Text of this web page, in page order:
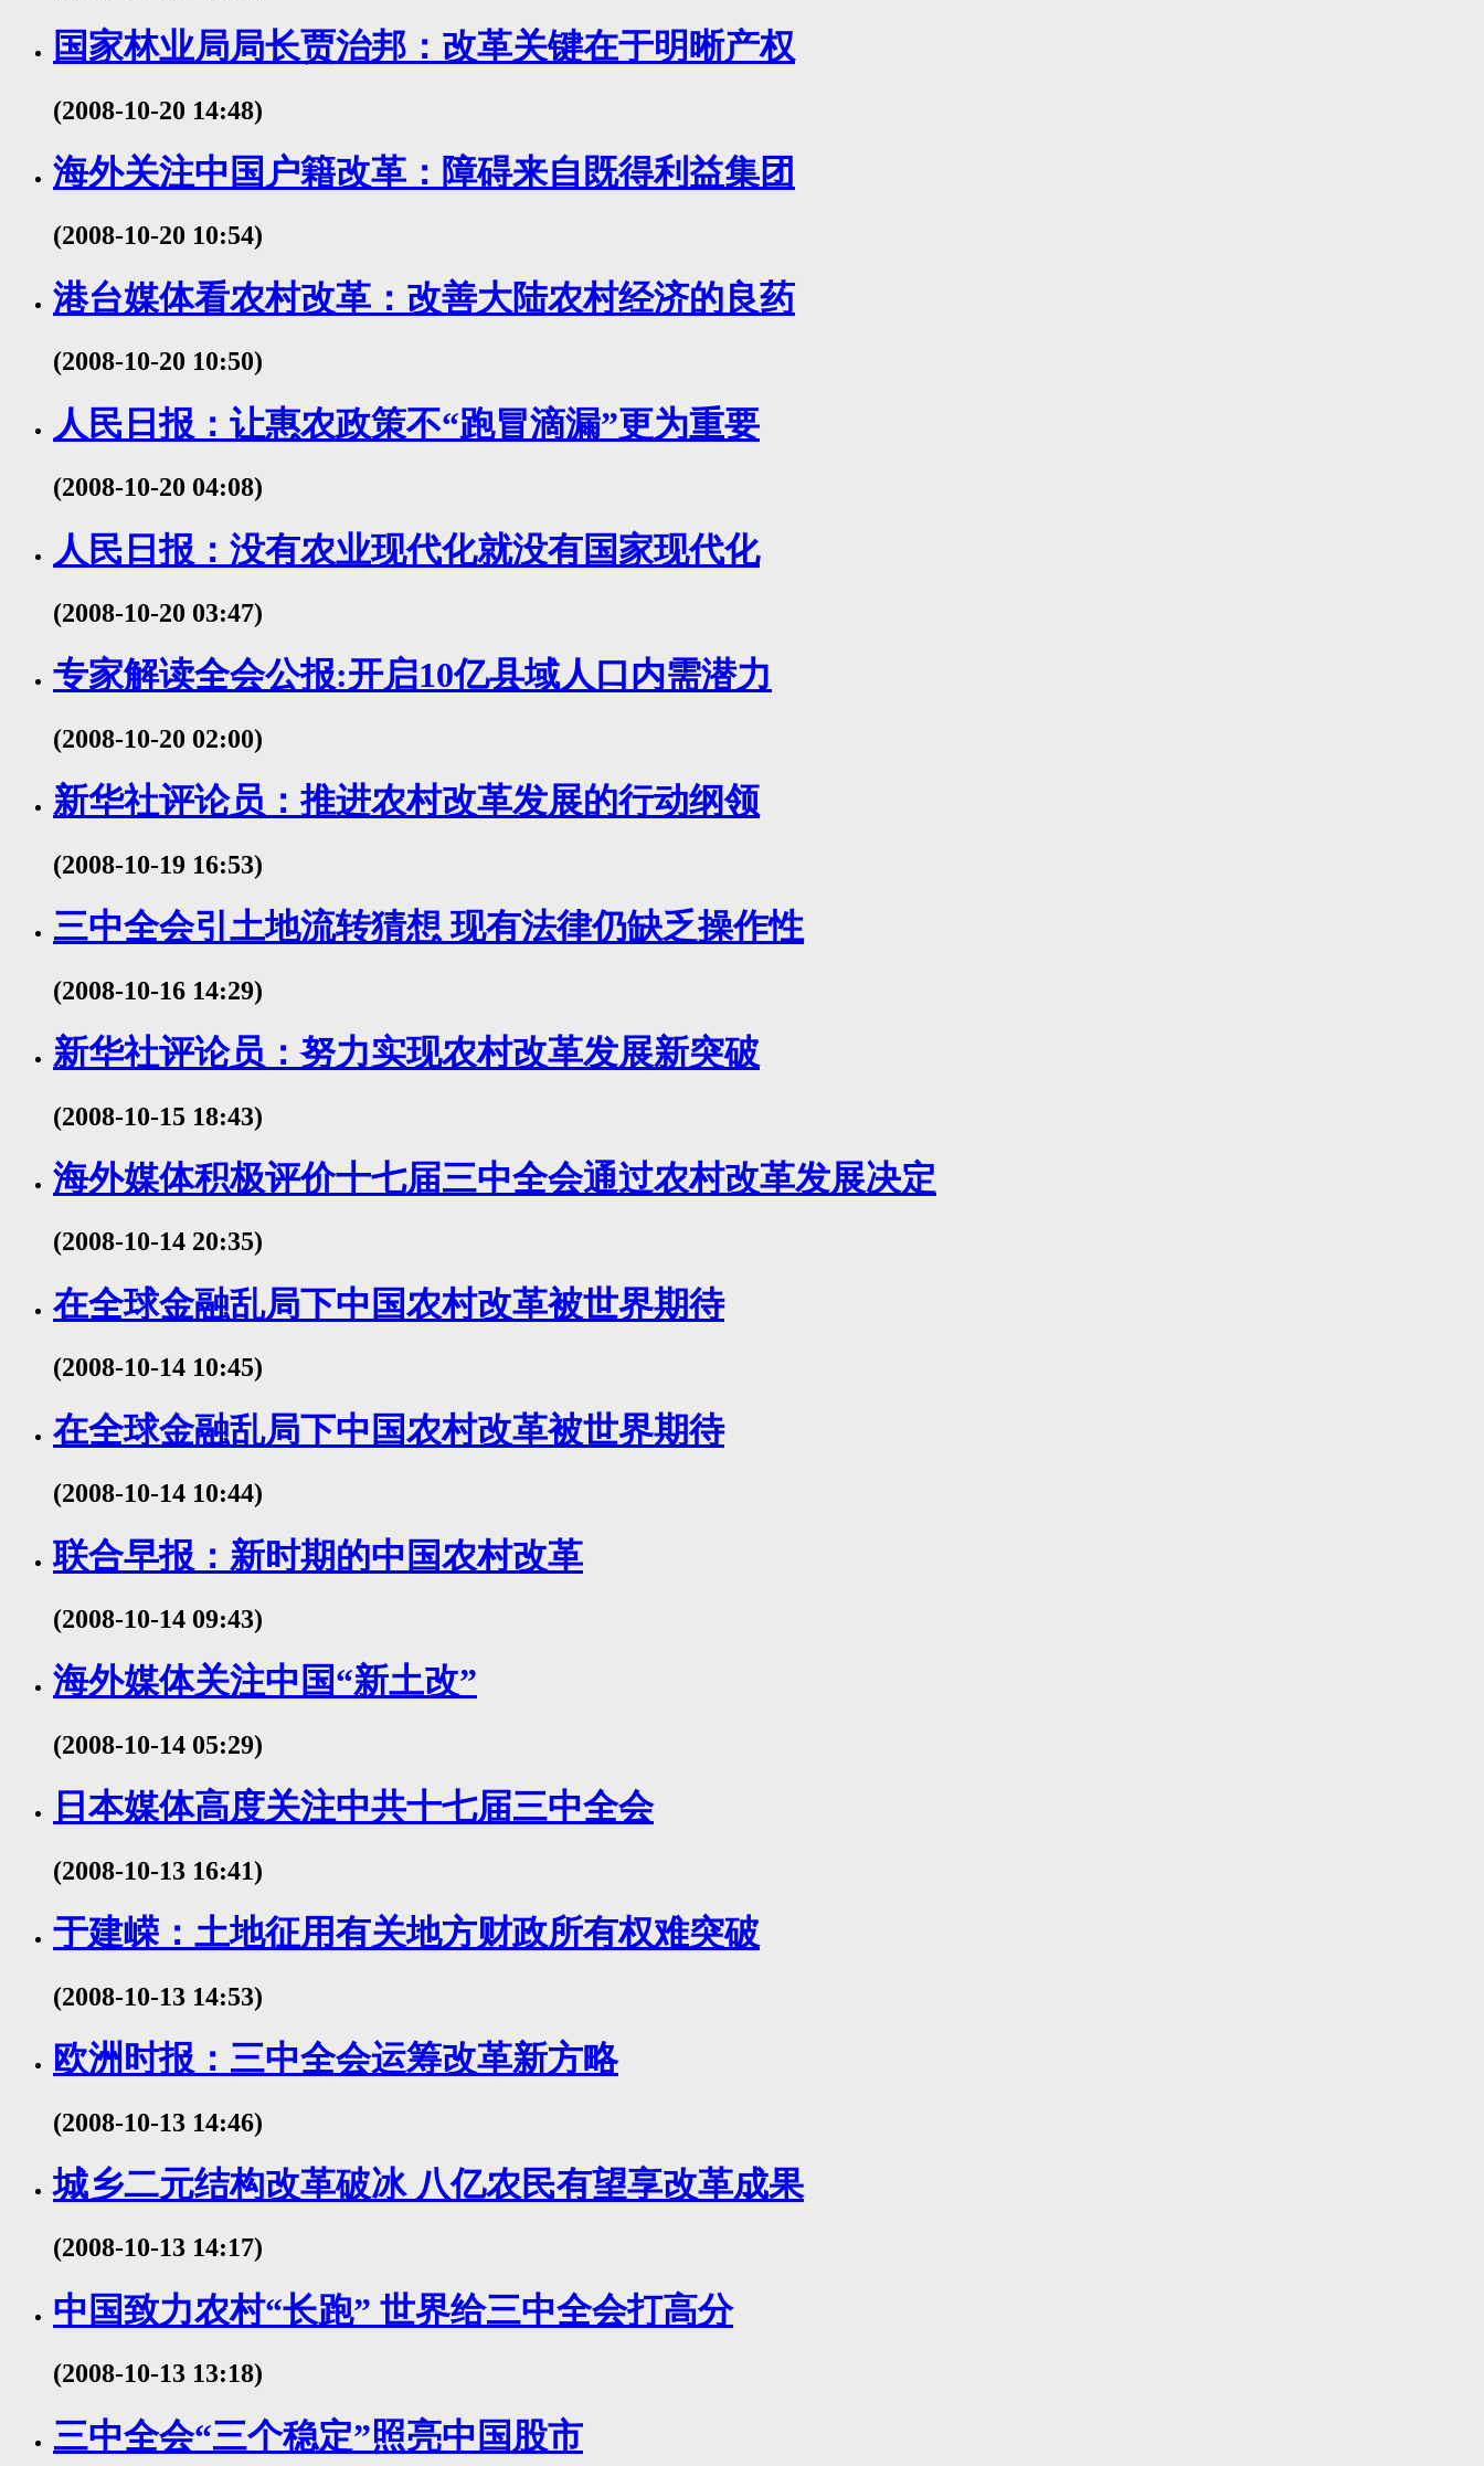
国家林业局局长贾治邦：改革关键在于明晰产权
(2008-10-20 14:48)
海外关注中国户籍改革：障碍来自既得利益集团
(2008-10-20 10:54)
港台媒体看农村改革：改善大陆农村经济的良药
(2008-10-20 10:50)
人民日报：让惠农政策不“跑冒滴漏”更为重要
(2008-10-20 04:08)
人民日报：没有农业现代化就没有国家现代化
(2008-10-20 03:47)
专家解读全会公报:开启10亿县域人口内需潜力
(2008-10-20 02:00)
新华社评论员：推进农村改革发展的行动纲领
(2008-10-19 16:53)
三中全会引土地流转猜想 现有法律仍缺乏操作性
(2008-10-16 14:29)
新华社评论员：努力实现农村改革发展新突破
(2008-10-15 18:43)
海外媒体积极评价十七届三中全会通过农村改革发展决定
(2008-10-14 20:35)
在全球金融乱局下中国农村改革被世界期待
(2008-10-14 10:45)
在全球金融乱局下中国农村改革被世界期待
(2008-10-14 10:44)
联合早报：新时期的中国农村改革
(2008-10-14 09:43)
海外媒体关注中国“新土改”
(2008-10-14 05:29)
日本媒体高度关注中共十七届三中全会
(2008-10-13 16:41)
于建嵘：土地征用有关地方财政所有权难突破
(2008-10-13 14:53)
欧洲时报：三中全会运筹改革新方略
(2008-10-13 14:46)
城乡二元结构改革破冰 八亿农民有望享改革成果
(2008-10-13 14:17)
中国致力农村“长跑” 世界给三中全会打高分
(2008-10-13 13:18)
三中全会“三个稳定”照亮中国股市